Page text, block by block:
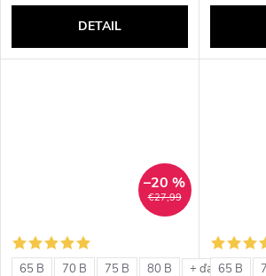
DETAIL
€27,99
–20 %
65 B 70 B 75 B 80 B + ďalšie65 B